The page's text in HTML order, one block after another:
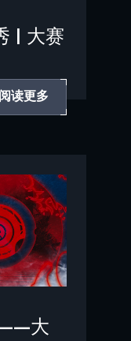
| 大赛
阅读更多
——大